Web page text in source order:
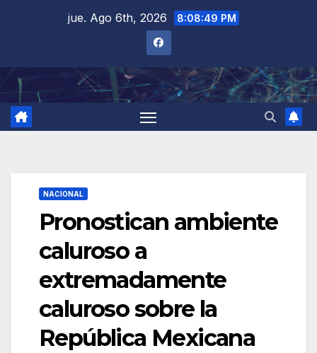
jue. Ago 6th, 2026 8:08:50 PM
NACIONAL
Pronostican ambiente
caluroso a
extremadamente
caluroso sobre la
República Mexicana